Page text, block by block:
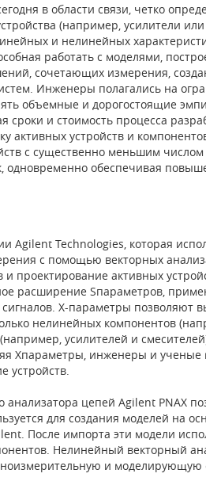
в области связи, четко
(например, усилители
и нелинейных
работать с моделями,
сочетающих измерения,
Инженеры полагались на
объемные и дорогостоящие
сроки и стоимость процесса
активных устройств и
с существенно меньшим
обеспечивая
Agilent Technologies, которая
с помощью векторных
проектирование активных
расширение S­параметров,
X-­параметры позволяют
нелинейных компонентов
усилителей и
X­параметры, инженеры и ученые
устройств.
анализатора цепей Agilent PNA­X
для создания моделей на
После импорта эти модели
Нелинейный векторный
и моделирующую